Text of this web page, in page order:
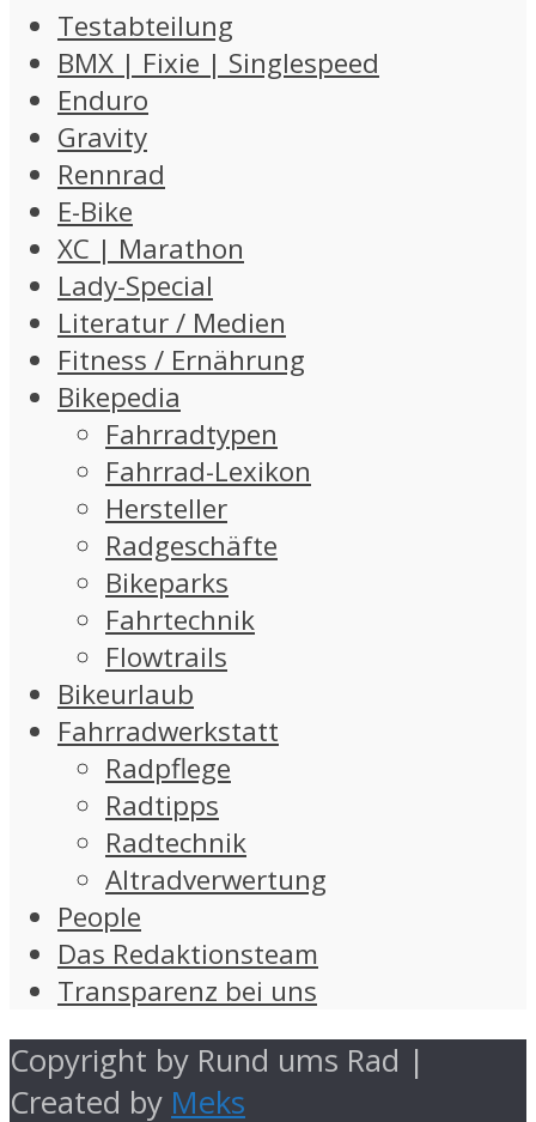
Testabteilung
BMX | Fixie | Singlespeed
Enduro
Gravity
Rennrad
E-Bike
XC | Marathon
Lady-Special
Literatur / Medien
Fitness / Ernährung
Bikepedia
Fahrradtypen
Fahrrad-Lexikon
Hersteller
Radgeschäfte
Bikeparks
Fahrtechnik
Flowtrails
Bikeurlaub
Fahrradwerkstatt
Radpflege
Radtipps
Radtechnik
Altradverwertung
People
Das Redaktionsteam
Transparenz bei uns
Copyright by Rund ums Rad |
Created by Meks